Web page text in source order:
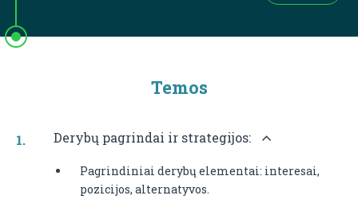
Temos
Derybų pagrindai ir strategijos:
Pagrindiniai derybų elementai: interesai,
pozicijos, alternatyvos.